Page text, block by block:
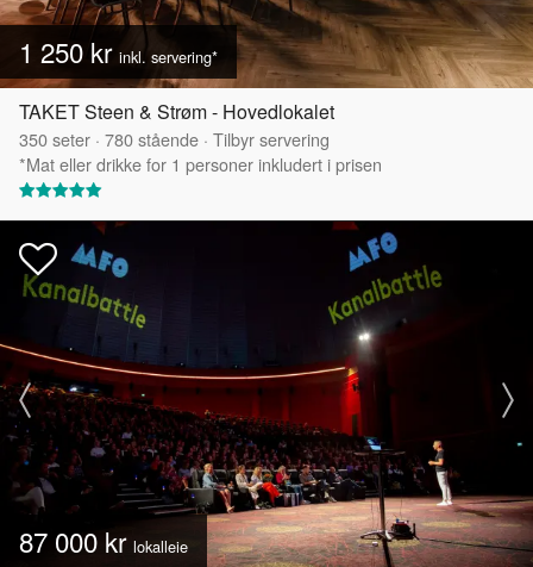
1 250 kr inkl. servering*
TAKET Steen & Strøm - Hovedlokalet
350seter · 780stående · Tilbyr servering
*Mat eller drikke for 1 personer inkludert i prisen
87 000 kr lokalleie